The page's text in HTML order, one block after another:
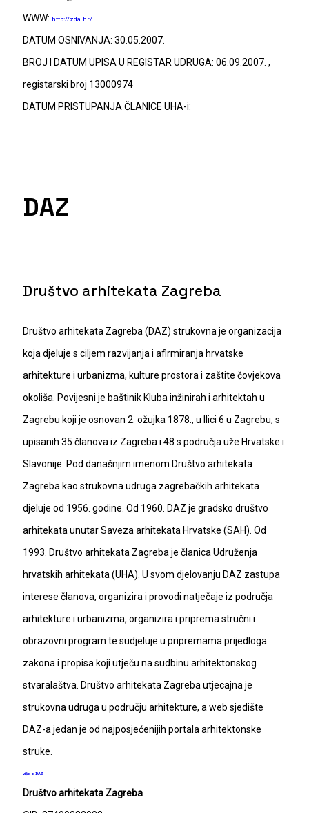
WWW: http://zda.hr/
DATUM OSNIVANJA: 30.05.2007.
BROJ I DATUM UPISA U REGISTAR UDRUGA: 06.09.2007. ,
registarski broj 13000974
DATUM PRISTUPANJA ČLANICE UHA-i:
DAZ
Društvo arhitekata Zagreba
Društvo arhitekata Zagreba (DAZ) strukovna je organizacija
koja djeluje s ciljem razvijanja i afirmiranja hrvatske
arhitekture i urbanizma, kulture prostora i zaštite čovjekova
okoliša. Povijesni je baštinik Kluba inžinirah i arhitektah u
Zagrebu koji je osnovan 2. ožujka 1878., u Ilici 6 u Zagrebu, s
upisanih 35 članova iz Zagreba i 48 s područja uže Hrvatske i
Slavonije. Pod današnjim imenom Društvo arhitekata
Zagreba kao strukovna udruga zagrebačkih arhitekata
djeluje od 1956. godine. Od 1960. DAZ je gradsko društvo
arhitekata unutar Saveza arhitekata Hrvatske (SAH). Od
1993. Društvo arhitekata Zagreba je članica Udruženja
hrvatskih arhitekata (UHA). U svom djelovanju DAZ zastupa
interese članova, organizira i provodi natječaje iz područja
arhitekture i urbanizma, organizira i priprema stručni i
obrazovni program te sudjeluje u pripremama prijedloga
zakona i propisa koji utječu na sudbinu arhitektonskog
stvaralaštva. Društvo arhitekata Zagreba utjecajna je
strukovna udruga u području arhitekture, a web sjedište
DAZ-a jedan je od najposjećenijih portala arhitektonske
struke.
više o DAZ
Društvo arhitekata Zagreba